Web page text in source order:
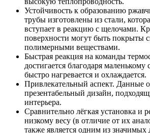
Устойчивость к образованию
трубы изготовлены из стали,
вступает в реакцию с щелочами.
поверхности могут быть покрыты
полимерными веществами.
Быстрая реакция на команды
достигается благодаря маленькому
быстро нагревается и охлаждается.
Привлекательный аспект. Данные
презентабельный дизайн,
интерьера.
Сравнительно лёгкая установка и
низкому весу (в отличие от их
также является одним из